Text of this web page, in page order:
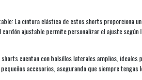
La cintura elástica de estos shorts proporciona
cordón ajustable permite personalizar el ajuste según
cuentan con bolsillos laterales amplios, ideales
accesorios, asegurando que siempre tengas